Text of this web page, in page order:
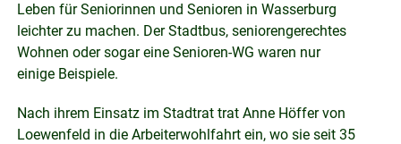
Leben für Seniorinnen und Senioren in Wasserburg
leichter zu machen. Der Stadtbus, seniorengerechtes
Wohnen oder sogar eine Senioren-WG waren nur
einige Beispiele.
Nach ihrem Einsatz im Stadtrat trat Anne Höffer von
Loewenfeld in die Arbeiterwohlfahrt ein, wo sie seit 35